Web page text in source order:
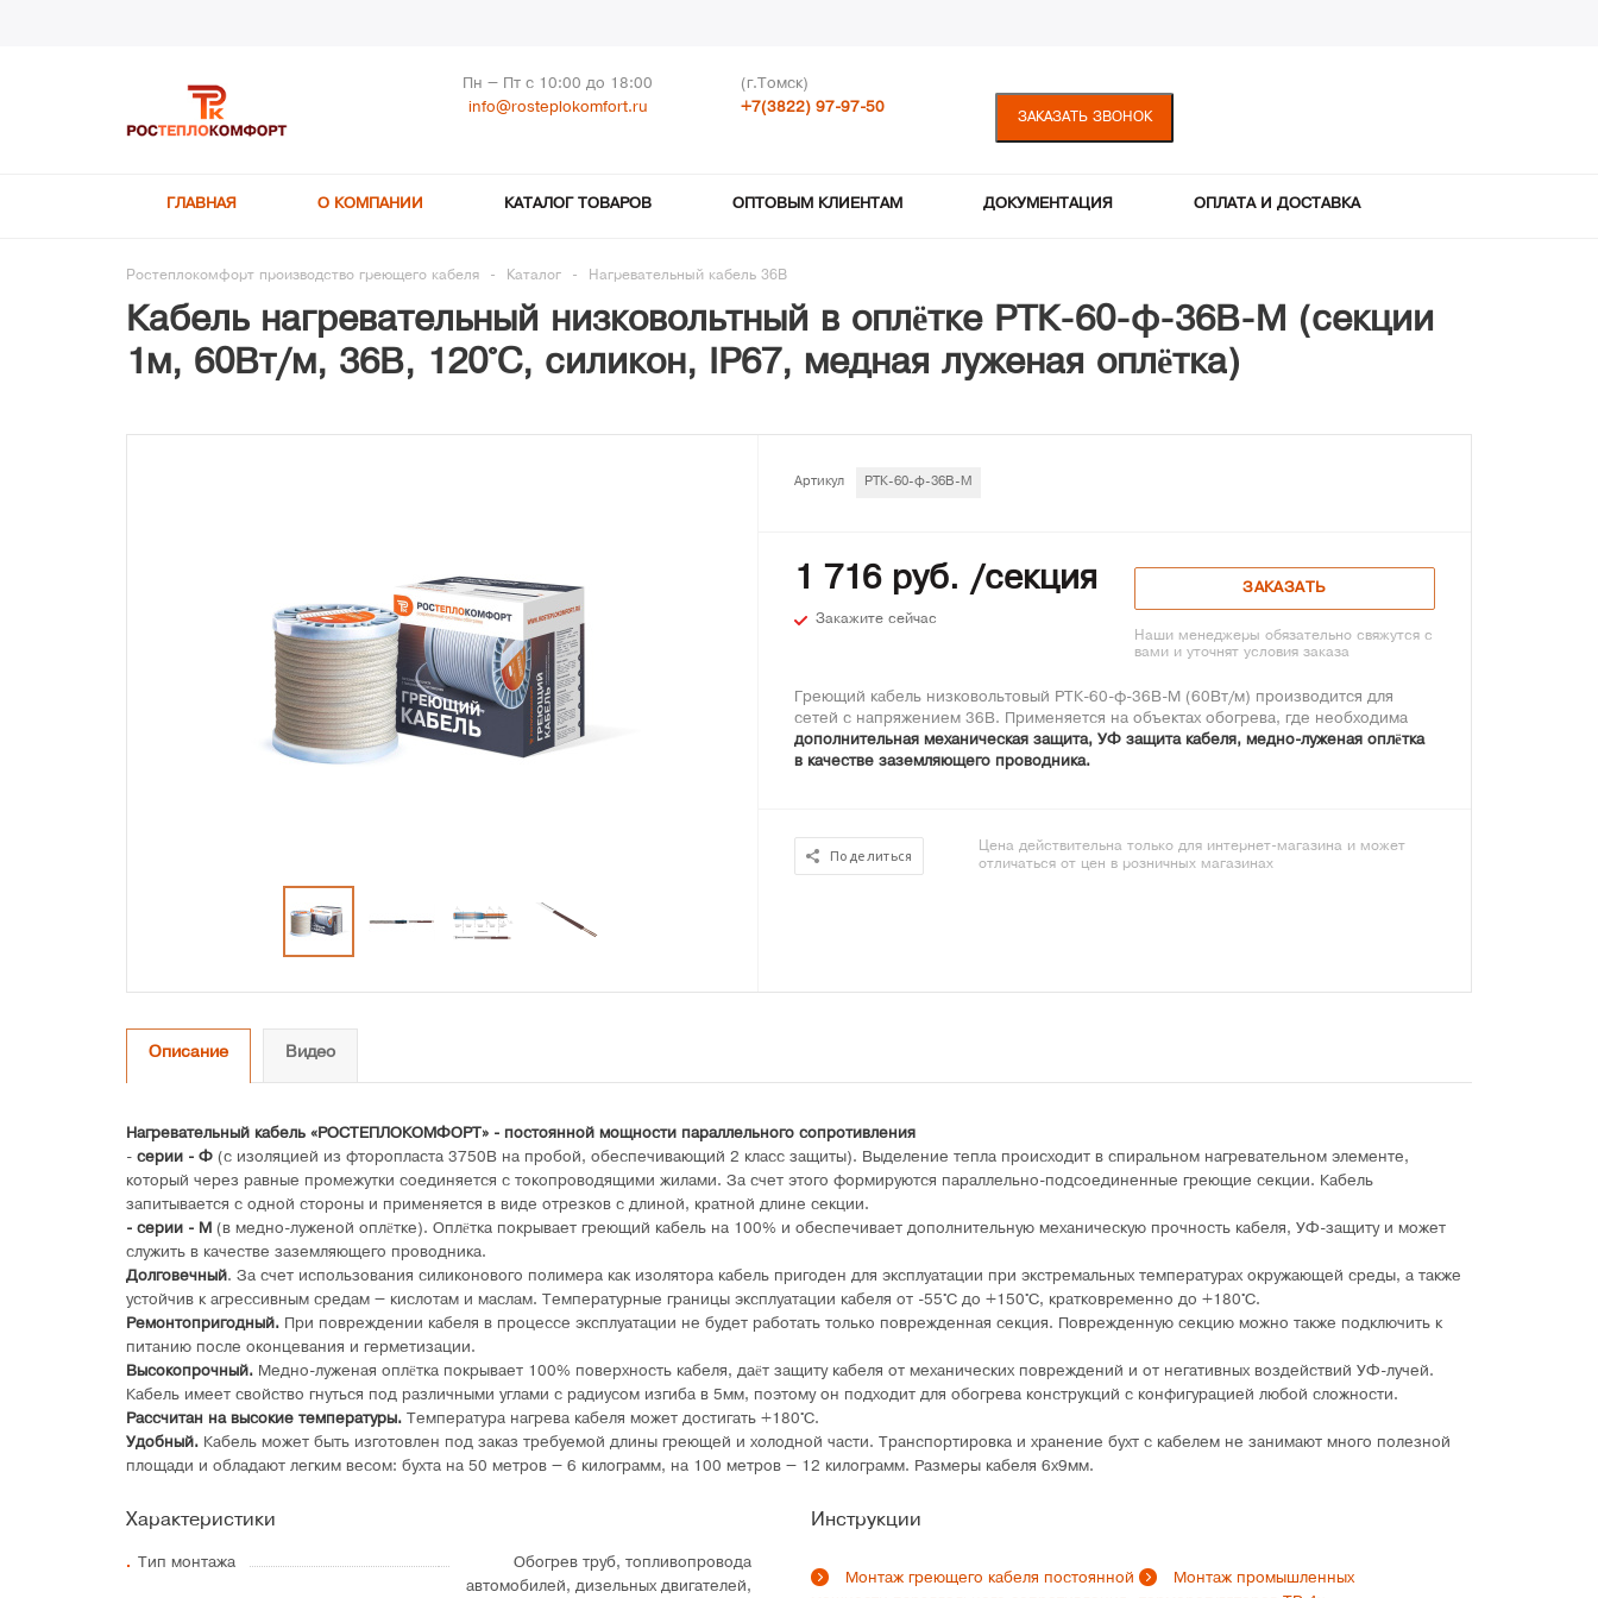
Пн – Пт с 10:00 до 18:00
info@rosteplokomfort.ru
(г.Томск)
+7(3822) 97-97-50
ЗАКАЗАТЬ ЗВОНОК
ГЛАВНАЯ О КОМПАНИИ КАТАЛОГ ТОВАРОВ ОПТОВЫМ КЛИЕНТАМ ДОКУМЕНТАЦИЯ ОПЛАТА И ДОСТАВКА
Ростеплокомфорт производство греющего кабеля - Каталог - Нагревательный кабель 36В
Кабель нагревательный низковольтный в оплётке РТК-60-ф-36В-М (секции
1м, 60Вт/м, 36В, 120°С, силикон, IP67, медная луженая оплётка)
Артикул РТК-60-ф-36В-М
1 716 руб. /секция
Закажите сейчас
ЗАКАЗАТЬ
Наши менеджеры обязательно свяжутся с
вами и уточнят условия заказа
Греющий кабель низковольтовый РТК-60-ф-36В-М (60Вт/м) производится для
сетей с напряжением 36В. Применяется на объектах обогрева, где необходима
дополнительная механическая защита, УФ защита кабеля, медно-луженая оплётка
в качестве заземляющего проводника.
Поделиться
Цена действительна только для интернет-магазина и может
отличаться от цен в розничных магазинах
Описание Видео
Нагревательный кабель «РОСТЕПЛОКОМФОРТ» - постоянной мощности параллельного сопротивления
- серии - Ф (с изоляцией из фторопласта 3750В на пробой, обеспечивающий 2 класс защиты). Выделение тепла происходит в спиральном нагревательном элементе,
который через равные промежутки соединяется с токопроводящими жилами. За счет этого формируются параллельно-подсоединенные греющие секции. Кабель
запитывается с одной стороны и применяется в виде отрезков с длиной, кратной длине секции.
- серии - М (в медно-луженой оплётке). Оплётка покрывает греющий кабель на 100% и обеспечивает дополнительную механическую прочность кабеля, УФ-защиту и может
служить в качестве заземляющего проводника.
Долговечный. За счет использования силиконового полимера как изолятора кабель пригоден для эксплуатации при экстремальных температурах окружающей среды, а также
устойчив к агрессивным средам – кислотам и маслам. Температурные границы эксплуатации кабеля от -55°C до +150°C, кратковременно до +180°C.
Ремонтопригодный. При повреждении кабеля в процессе эксплуатации не будет работать только поврежденная секция. Поврежденную секцию можно также подключить к
питанию после оконцевания и герметизации.
Высокопрочный. Медно-луженая оплётка покрывает 100% поверхность кабеля, даёт защиту кабеля от механических повреждений и от негативных воздействий УФ-лучей.
Кабель имеет свойство гнуться под различными углами с радиусом изгиба в 5мм, поэтому он подходит для обогрева конструкций с конфигурацией любой сложности.
Рассчитан на высокие температуры. Температура нагрева кабеля может достигать +180°C.
Удобный. Кабель может быть изготовлен под заказ требуемой длины греющей и холодной части. Транспортировка и хранение бухт с кабелем не занимают много полезной
площади и обладают легким весом: бухта на 50 метров – 6 килограмм, на 100 метров – 12 килограмм. Размеры кабеля 6х9мм.
Характеристики
Тип монтажа
Обогрев труб, топливопровода
автомобилей, дизельных двигателей,
Инструкции
Монтаж греющего кабеля постоянной
Монтаж промышленных